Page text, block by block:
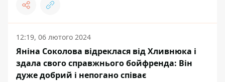
12:19, 06 лютого 2024
Яніна Соколова відреклася від Хливнюка і
здала свого справжнього бойфренда: Він
дуже добрий і непогано співає